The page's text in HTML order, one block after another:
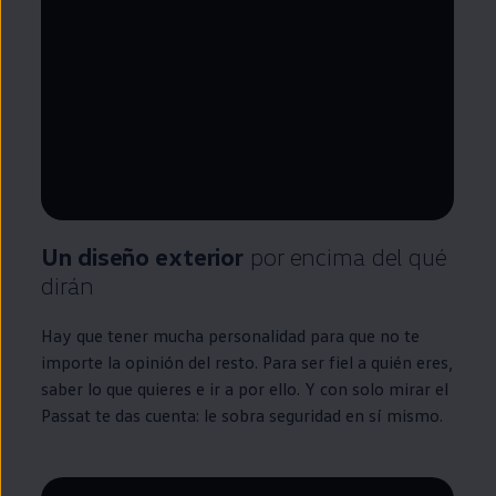
Remaining time, --:--
Un diseño exterior por encima del qué
dirán
Hay que tener mucha personalidad para que no te
importe la opinión del resto. Para ser fiel a quién eres,
saber lo que quieres e ir a por ello. Y con solo mirar el
Passat te das cuenta: le sobra seguridad en sí mismo.